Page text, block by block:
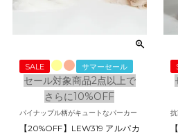
SALE サマーセール
セール対象商品2点以上で
さらに10%OFF
パイナップル柄がキュートなパーカー
【20%OFF】LEW319 アルパカ